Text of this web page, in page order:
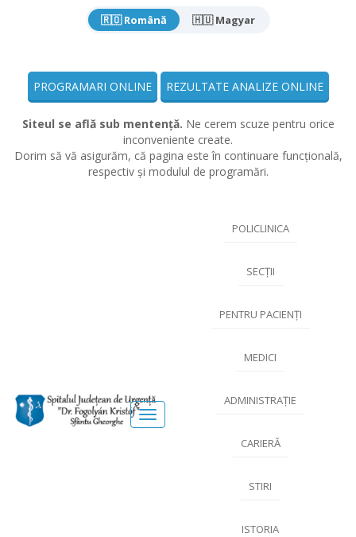
🇷🇴 Română 🇭🇺 Magyar
PROGRAMARI ONLINE REZULTATE ANALIZE ONLINE
Siteul se află sub mentență. Ne cerem scuze pentru orice
inconveniente create.
Dorim să vă asigurăm, că pagina este în continuare funcțională,
respectiv și modulul de programări.
Meniu
POLICLINICA
SECȚII
PENTRU PACIENȚI
MEDICI
ADMINISTRAȚIE
CARIERĂ
STIRI
ISTORIA